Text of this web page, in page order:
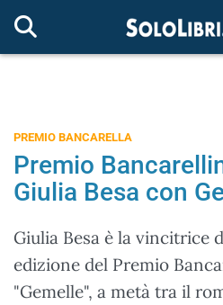
PREMIO BANCARELLA
Premio
Giulia Besa con
Giulia Besa è la vincitrice
edizione del Premio
"Gemelle", a metà tra il